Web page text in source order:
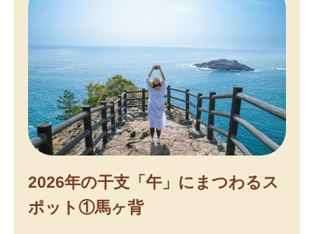
2026年の干支「午」にまつわるス
ポット①馬ヶ背